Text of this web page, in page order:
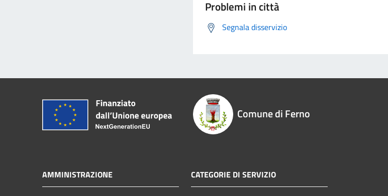
Problemi in città
Segnala disservizio
Comune di Ferno
AMMINISTRAZIONE CATEGORIE DI SERVIZIO